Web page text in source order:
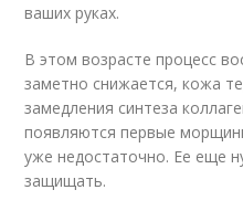
ваших руках.
В этом возрасте процесс
заметно снижается, кожа
замедления синтеза
появляются первые
уже недостаточно. Ее еще
защищать.